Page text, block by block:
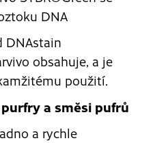
DNA
DNAstain
obsahuje, a je
použití.
a směsi pufrů
a rychle